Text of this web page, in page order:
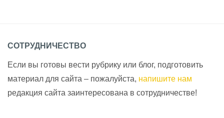
СОТРУДНИЧЕСТВО
Если вы готовы вести рубрику или блог, подготовить
материал для сайта – пожалуйста, напишите нам
редакция сайта заинтересована в сотрудничестве!